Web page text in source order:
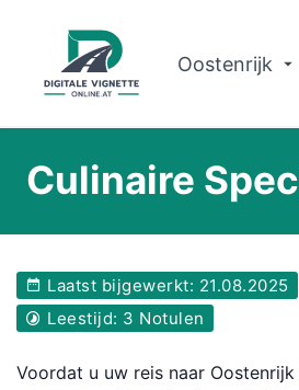
Oostenrijk
Routeplanner
Over ons
Culinaire
Laatst bijgewerkt: 21.08.2025
Leestijd: 3 Notulen
Voordat u uw reis naar